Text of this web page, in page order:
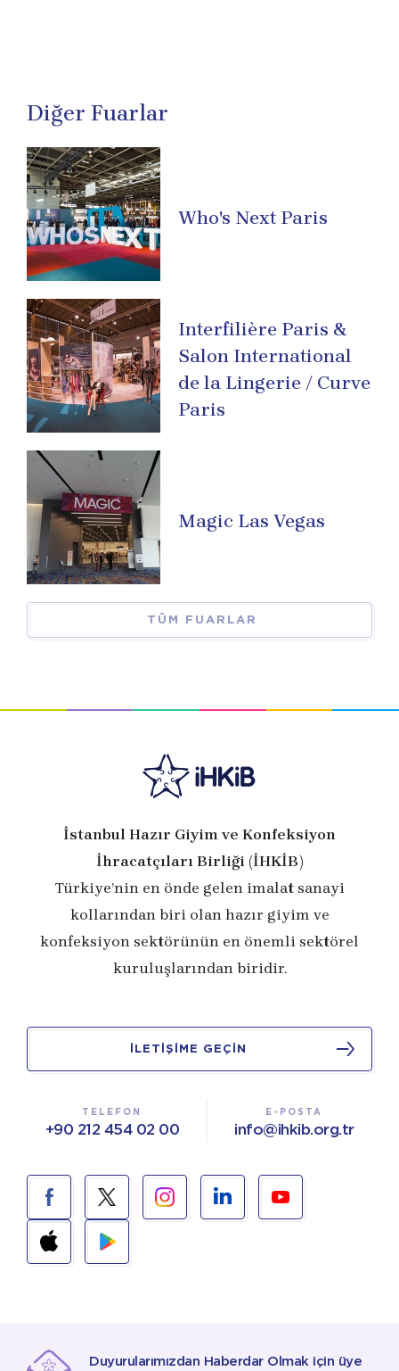
Diğer Fuarlar
Who's Next Paris
Interfilière Paris &
Salon International
de la Lingerie / Curve
Paris
Magic Las Vegas
TÜM FUARLAR
İstanbul Hazır Giyim ve Konfeksiyon
İhracatçıları Birliği (İHKİB)
Türkiye’nin en önde gelen imalat sanayi
kollarından biri olan hazır giyim ve
konfeksiyon sektörünün en önemli sektörel
kuruluşlarından biridir.
İLETİŞİME GEÇİN
TELEFON
+90 212 454 02 00
E-POSTA
info@ihkib.org.tr
Duyurularımızdan Haberdar Olmak için üye